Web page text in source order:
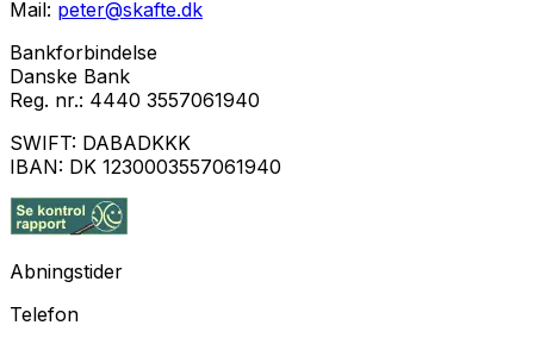
Mail: peter@skafte.dk
Bankforbindelse
Danske Bank
Reg. nr.: 4440 3557061940
SWIFT: DABADKKK
IBAN: DK 1230003557061940
Abningstider
Telefon